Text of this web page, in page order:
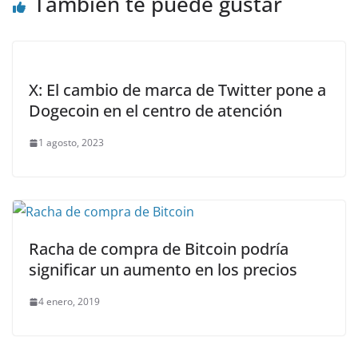
X: El cambio de marca de Twitter pone a
Dogecoin en el centro de atención
1 agosto, 2023
Racha de compra de Bitcoin podría
significar un aumento en los precios
4 enero, 2019